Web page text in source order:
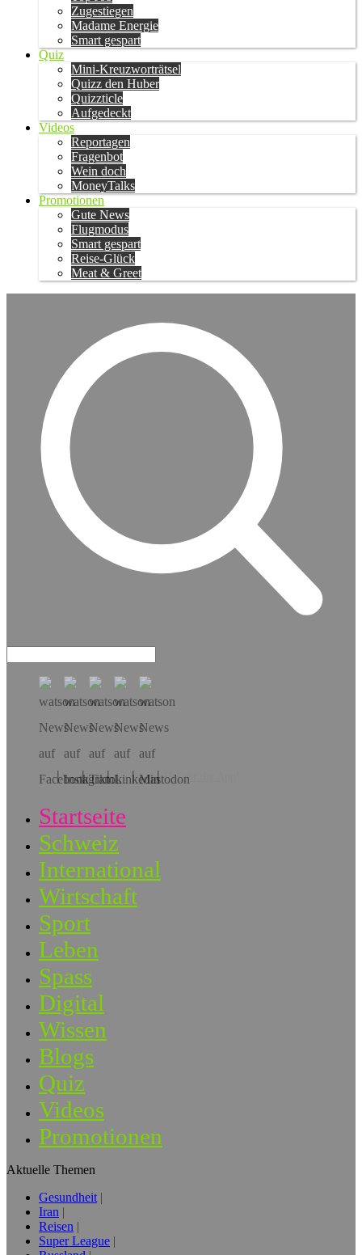
Zugestiegen
Madame Energie
Smart gespart
Quiz
Mini-Kreuzworträtsel
Quizz den Huber
Quizzticle
Aufgedeckt
Videos
Reportagen
Fragenbot
Wein doch
MoneyTalks
Promotionen
Gute News
Flugmodus
Smart gespart
Reise-Glück
Meat & Greet
Hol dir die App!
Startseite
Schweiz
International
Wirtschaft
Sport
Leben
Spass
Digital
Wissen
Blogs
Quiz
Videos
Promotionen
Aktuelle Themen
Gesundheit
Iran
Reisen
Super League